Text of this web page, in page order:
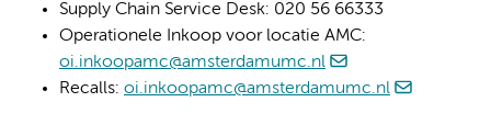
Supply Chain Service Desk: 020 56 66333
Operationele Inkoop voor locatie AMC:
oi.inkoopamc@amsterdamumc.nl
Recalls: oi.inkoopamc@amsterdamumc.nl